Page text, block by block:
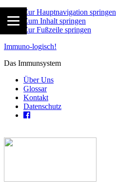
Zur Hauptnavigation springen
Zum Inhalt springen
Zur Fußzeile springen
Immuno-logisch!
Das Immunsystem
Über Uns
Glossar
Kontakt
Datenschutz